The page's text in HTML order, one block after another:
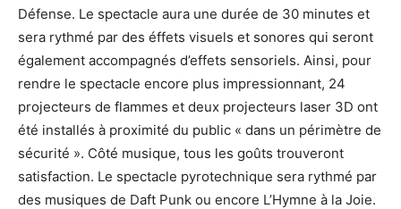
Défense. Le spectacle aura une durée de 30 minutes et
sera rythmé par des éffets visuels et sonores qui seront
également accompagnés d’effets sensoriels. Ainsi, pour
rendre le spectacle encore plus impressionnant, 24
projecteurs de flammes et deux projecteurs laser 3D ont
été installés à proximité du public « dans un périmètre de
sécurité ». Côté musique, tous les goûts trouveront
satisfaction. Le spectacle pyrotechnique sera rythmé par
des musiques de Daft Punk ou encore L’Hymne à la Joie.